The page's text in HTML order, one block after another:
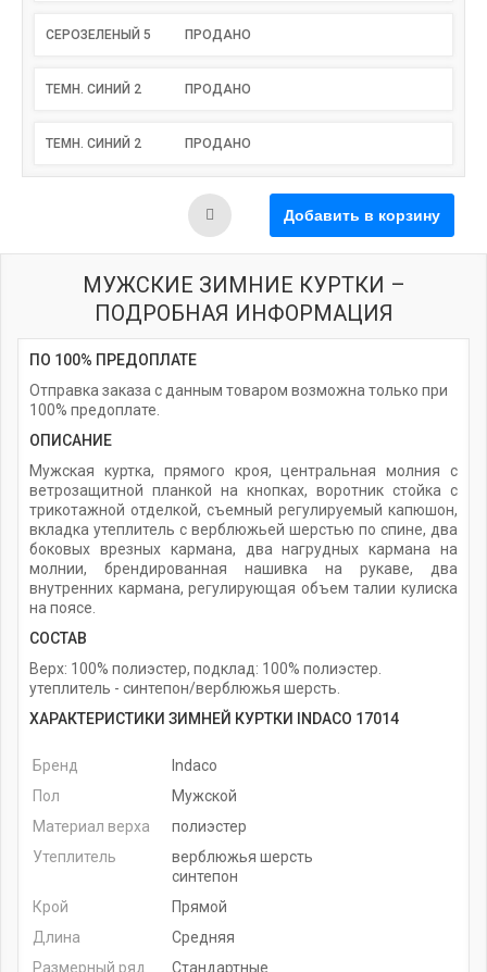
СЕРОЗЕЛЕНЫЙ 5 ПРОДАНО
ТЕМН. СИНИЙ 2 ПРОДАНО
ТЕМН. СИНИЙ 2 ПРОДАНО
МУЖСКИЕ ЗИМНИЕ КУРТКИ –
ПОДРОБНАЯ ИНФОРМАЦИЯ
ПО 100% ПРЕДОПЛАТЕ
Отправка заказа с данным товаром возможна только при
100% предоплате.
ОПИСАНИЕ
Мужская куртка, прямого кроя, центральная молния с
ветрозащитной планкой на кнопках, воротник стойка с
трикотажной отделкой, съемный регулируемый капюшон,
вкладка утеплитель с верблюжьей шерстью по спине, два
боковых врезных кармана, два нагрудных кармана на
молнии, брендированная нашивка на рукаве, два
внутренних кармана, регулирующая объем талии кулиска
на поясе.
СОСТАВ
Верх: 100% полиэстер, подклад: 100% полиэстер.
утеплитель - синтепон/верблюжья шерсть.
ХАРАКТЕРИСТИКИ ЗИМНЕЙ КУРТКИ INDACO 17014
Бренд
Indaco
Пол
Мужской
Материал верха
полиэстер
Утеплитель
верблюжья шерсть
синтепон
Крой
Прямой
Длина
Средняя
Размерный ряд
Стандартные